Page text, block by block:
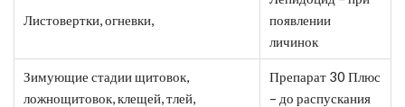
Листовертки, огневки,
появлении
личинок
Зимующие стадии щитовок,
ложнощитовок, клещей, тлей,
Препарат 30 Плюс
– до распускания